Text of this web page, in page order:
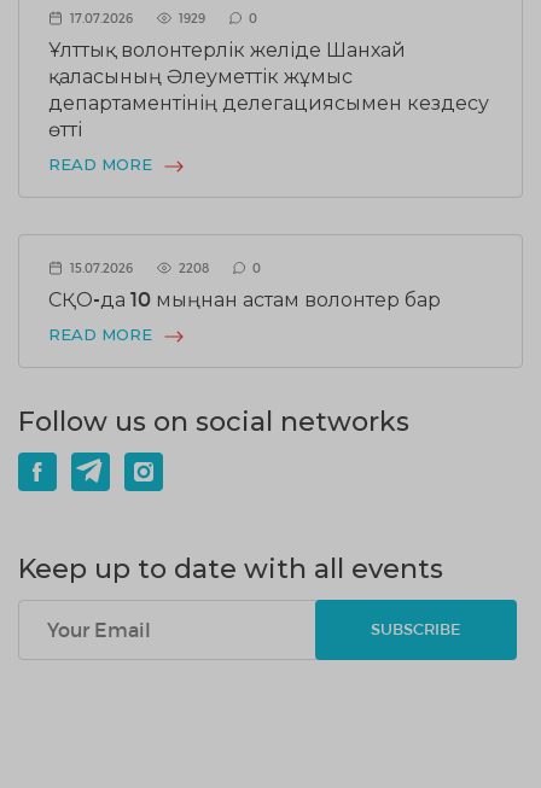
17.07.2026 1929 0
Ұлттық волонтерлік желіде Шанхай
қаласының Әлеуметтік жұмыс
департаментінің делегациясымен кездесу
өтті
READ MORE
15.07.2026 2208 0
СҚО-да 10 мыңнан астам волонтер бар
READ MORE
Follow us on social networks
Keep up to date with all events
SUBSCRIBE